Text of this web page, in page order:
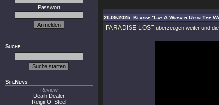
Passwort
Suche
SiteNews
Review
Death Dealer
Reign Of Steel
26.09.2025: Klasse "Lay A Wreath Upon The
PARADISE LOST überzeugen weiter und